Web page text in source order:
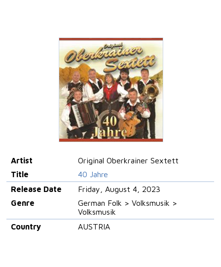
Artist
Original Oberkrainer Sextett
Title
40 Jahre
Release Date
Friday, August 4, 2023
Genre
German Folk > Volksmusik >
Volksmusik
Country
AUSTRIA